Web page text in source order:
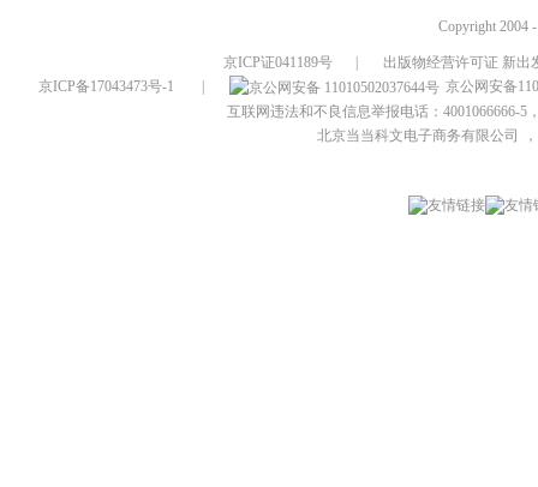
Copyright 2004
京ICP证041189号
出版物经营许可证 新出
京ICP备17043473号-1
京公网安备
互联网违法和不良信息举报电话：4001066666-5
北京当当科文电子商务有限公司